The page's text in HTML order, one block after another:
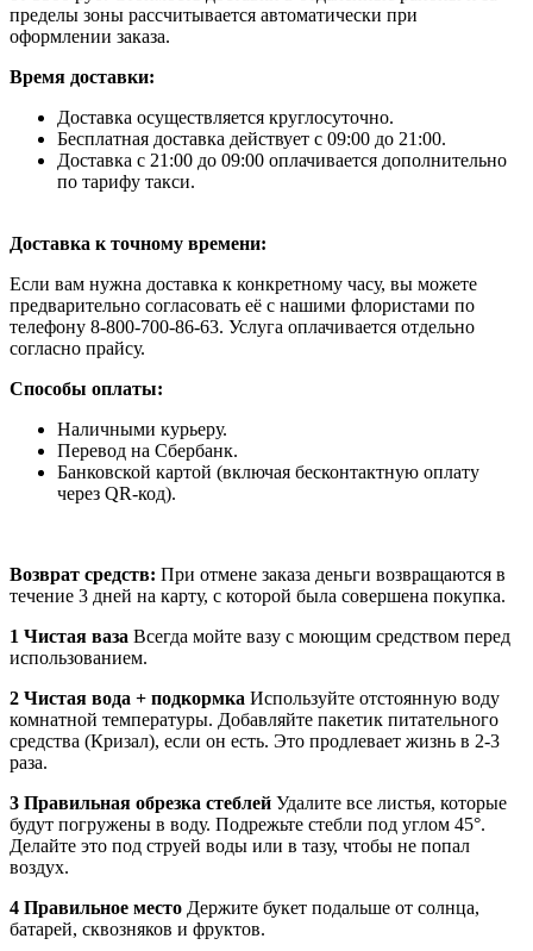
пределы зоны рассчитывается автоматически при
оформлении заказа.
Время доставки:
Доставка осуществляется круглосуточно.
Бесплатная доставка действует с 09:00 до 21:00.
Доставка с 21:00 до 09:00 оплачивается дополнительно
по тарифу такси.
Доставка к точному времени:
Если вам нужна доставка к конкретному часу, вы можете
предварительно согласовать её с нашими флористами по
телефону 8-800-700-86-63. Услуга оплачивается отдельно
согласно прайсу.
Способы оплаты:
Наличными курьеру.
Перевод на Сбербанк.
Банковской картой (включая бесконтактную оплату
через QR-код).
Возврат средств: При отмене заказа деньги возвращаются в
течение 3 дней на карту, с которой была совершена покупка.
1 Чистая ваза Всегда мойте вазу с моющим средством перед
использованием.
2 Чистая вода + подкормка Используйте отстоянную воду
комнатной температуры. Добавляйте пакетик питательного
средства (Кризал), если он есть. Это продлевает жизнь в 2-3
раза.
3 Правильная обрезка стеблей Удалите все листья, которые
будут погружены в воду. Подрежьте стебли под углом 45°.
Делайте это под струей воды или в тазу, чтобы не попал
воздух.
4 Правильное место Держите букет подальше от солнца,
батарей, сквозняков и фруктов.